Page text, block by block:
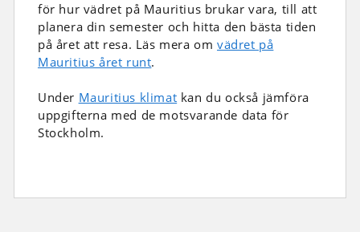
för hur vädret på Mauritius brukar vara, till att
planera din semester och hitta den bästa tiden
på året att resa. Läs mera om vädret på
Mauritius året runt.
Under Mauritius klimat kan du också jämföra
uppgifterna med de motsvarande data för
Stockholm.